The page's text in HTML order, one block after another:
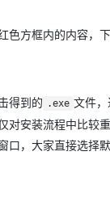
方框内的内容，
得到的 .exe 文件
对安装流程中比较
口，大家直接选择